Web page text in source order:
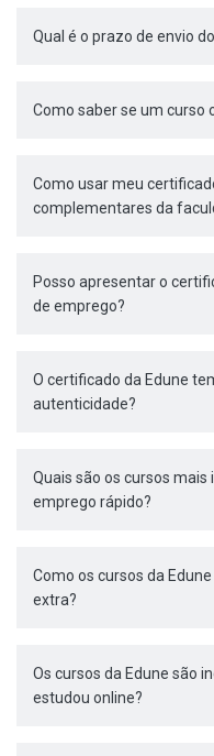
Qual é o prazo de envio
Como saber se um curso
Como usar meu
complementares da
Posso apresentar o
de emprego?
O certificado da Edune
autenticidade?
Quais são os cursos
emprego rápido?
Como os cursos da
extra?
Os cursos da Edune são
estudou online?